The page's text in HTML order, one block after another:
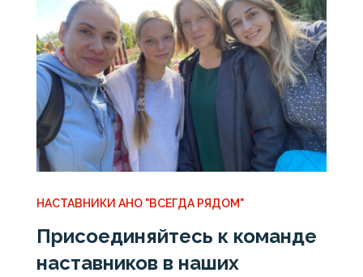
НАСТАВНИКИ АНО "ВСЕГДА РЯДОМ"
Присоединяйтесь к команде
наставников в наших